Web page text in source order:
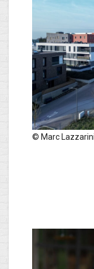
© Marc Lazzarini